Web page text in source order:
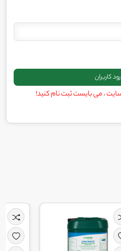
، می بایست ثبت نام کنید!